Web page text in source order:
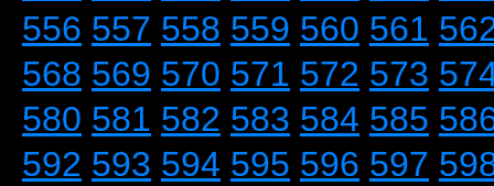
556 557 558 559 560 561
568 569 570 571 572 573
580 581 582 583 584 585
592 593 594 595 596 597